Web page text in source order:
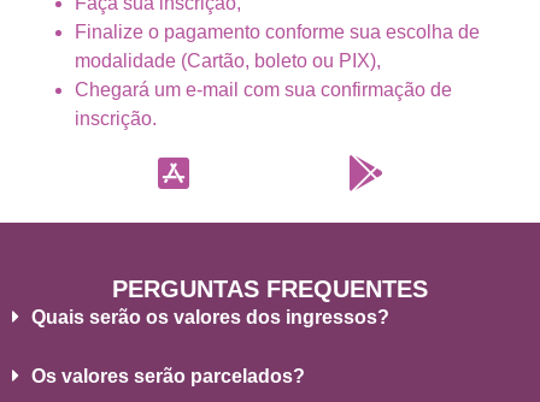
Finalize o pagamento conforme sua escolha de
modalidade (Cartão, boleto ou PIX),
Chegará um e-mail com sua confirmação de
inscrição.
PERGUNTAS FREQUENTES
Quais serão os valores dos ingressos?
Os valores serão parcelados?